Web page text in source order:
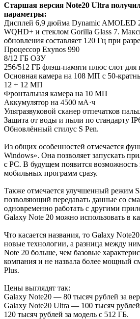
Старшая версия Note20 Ultra
параметры:
Дисплей 6,9 дюйма Dynamic AMOLED
WQHD+ и стеклом Gorilla Glass 7.
обновления составляет 120 Гц при
Процессор Exynos 990
8/12 ГБ ОЗУ
256/512 ГБ флэш-памяти плюс слот для
Основная камера на 108 МП с 50-
12 + 12 МП
Фронтальная камера на 10 МП
Аккумулятор на 4500 мА·ч
Ультразвуковой сканер отпечатков
Защита от воды и пыли по стандарту
Обновлённый стилус S Pen.
Из общих особенностей отмечается
Windows». Она позволяет запускать
с PC. В будущем появится возможность
мобильных программ сразу.
Также отмечается улучшенный режим
позволяющий передавать данные со
одновременно работать с другими
Galaxy Note 20 можно использовать в
Что касается названия, то Galaxy
новые технологии, а разница между
Note 20 больше, чем базовые
компания и не назвала более мощный
Plus.
Цены выглядят так:
Galaxy Note20 — 80 тысяч рублей за
Galaxy Note20 Ultra — 100 тысяч
120 тысяч рублей за модель с 512 ГБ.